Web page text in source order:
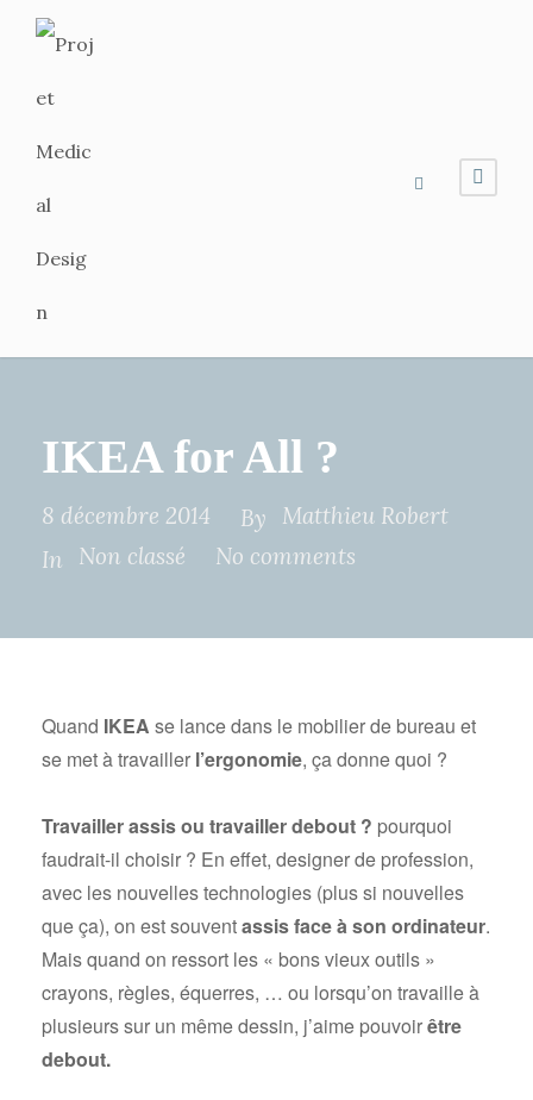
IKEA for All ?
8 décembre 2014 By
Matthieu Robert
In
Non classé No comments
Quand IKEA se lance dans le mobilier de bureau et
se met à travailler l’ergonomie, ça donne quoi ?
Travailler assis ou travailler debout ? pourquoi
faudrait-il choisir ? En effet, designer de profession,
avec les nouvelles technologies (plus si nouvelles
que ça), on est souventassis face à son ordinateur.
Mais quand on ressort les « bons vieux outils »
crayons, règles, équerres, … ou lorsqu’on travaille à
plusieurs sur un même dessin, j’aime pouvoirêtre
debout.